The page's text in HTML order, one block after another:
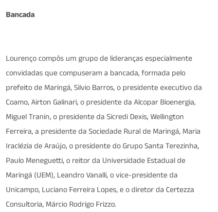
Bancada
Lourenço compôs um grupo de lideranças especialmente
convidadas que compuseram a bancada, formada pelo
prefeito de Maringá, Silvio Barros, o presidente executivo da
Coamo, Airton Galinari, o presidente da Alcopar Bioenergia,
Miguel Tranin, o presidente da Sicredi Dexis, Wellington
Ferreira, a presidente da Sociedade Rural de Maringá, Maria
Iraclézia de Araújo, o presidente do Grupo Santa Terezinha,
Paulo Meneguetti, o reitor da Universidade Estadual de
Maringá (UEM), Leandro Vanalli, o vice-presidente da
Unicampo, Luciano Ferreira Lopes, e o diretor da Certezza
Consultoria, Márcio Rodrigo Frizzo.